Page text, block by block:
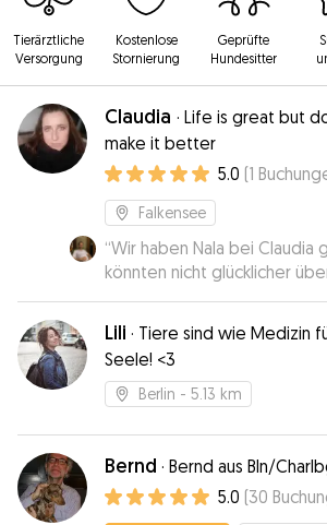
Tierärztliche
Versorgung
Kostenlose
Stornierung
Geprüfte
Hundesitter
Claudia · Life is great but
make it better
5.0 (1
Falkensee
“Wir haben Nala bei Claudia
könnten nicht glücklicher
Service und die
unsere erste Tochter, daher
wichtig. Claudia war sowohl
auch nach dem Besuch sehr
verantwortungsbewusst.
das nächste Mal. Ich kann
als Hundesitterin empfehlen.
Lili · Tiere sind wie Medizin
Seele! <3
Berlin - 5.13 km
Bernd · Bernd aus Bln/
5.0 (30